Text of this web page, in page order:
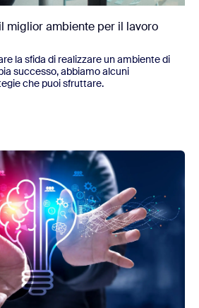
miglior ambiente per il lavoro
la sfida di realizzare un ambiente di
successo, abbiamo alcuni
che puoi sfruttare.